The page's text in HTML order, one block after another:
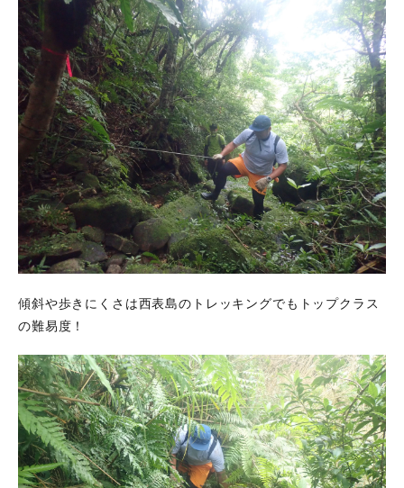
傾斜や歩きにくさは西表島のトレッキングでもトップクラス
の難易度！